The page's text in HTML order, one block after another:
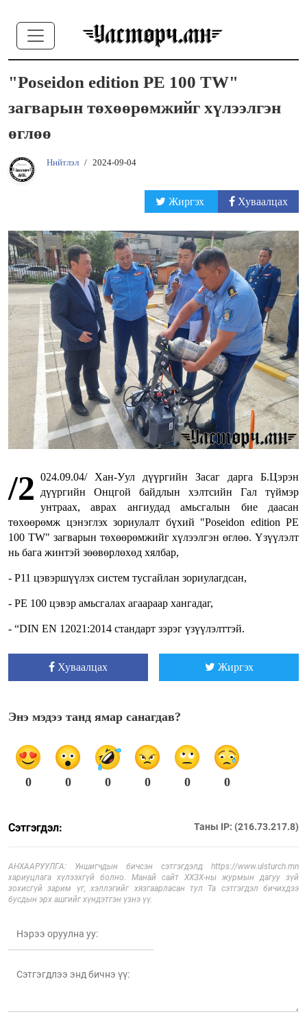
"Poseidon edition PE 100 TW"
загварын төхөөрөмжийг хүлээлгэн
өглөө
Нийтлэл / 2024-09-04
Жиргэх Хуваалцах
/2 024.09.04/ Хан-Уул дүүргийн Засаг дарга Б.Цэрэн
дүүргийн Онцгой байдлын хэлтсийн Гал түймэр
унтраах, аврах ангиудад амьсгалын бие даасан
төхөөрөмж цэнэглэх зориулалт бүхий "Poseidon edition PE
100 TW" загварын төхөөрөмжийг хүлээлгэн өглөө. Үзүүлэлт
нь бага жинтэй зөөвөрлөхөд хялбар,
- Р11 цэвэршүүлэх систем тусгайлан зориулагдсан,
- PE 100 цэвэр амьсгалах агаараар хангадаг,
- “DIN EN 12021:2014 стандарт зэрэг үзүүлэлттэй.
Хуваалцах Жиргэх
Энэ мэдээ танд ямар санагдав?
0 0 0 0 0 0
Сэтгэгдэл: Таны IP: (216.73.217.8)
АНХААРУУЛГА: Уншигчдын бичсэн сэтгэгдэлд https://www.ulsturch.mn
хариуцлага хүлээхгүй болно. Манай сайт ХХЗХ-ны журмын дагуу зүй
зохисгүй зарим үг, хэллэгийг хязгаарласан тул Та сэтгэгдэл бичихдээ
бусдын эрх ашгийг хүндэтгэн үзнэ үү.